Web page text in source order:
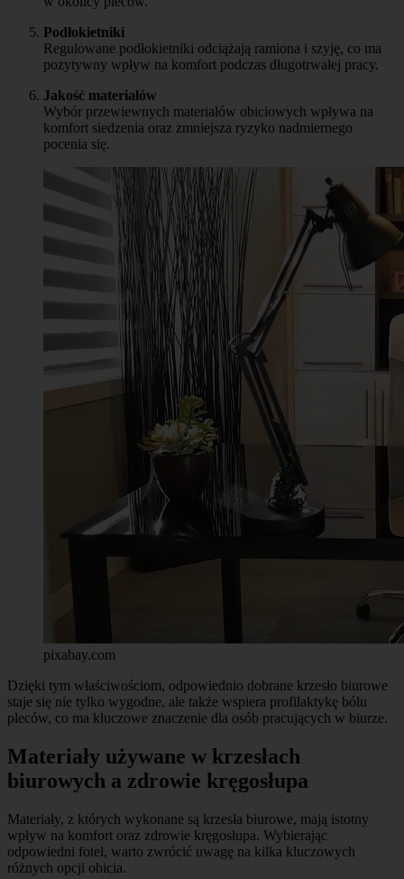
Podłokietniki
Regulowane podłokietniki odciążają ramiona i szyję, co ma
pozytywny wpływ na komfort podczas długotrwałej pracy.
Jakość materiałów
Wybór przewiewnych materiałów obiciowych wpływa na
komfort siedzenia oraz zmniejsza ryzyko nadmiernego
pocenia się.
pixabay.com
Dzięki tym właściwościom, odpowiednio dobrane krzesło biurowe
staje się nie tylko wygodne, ale także wspiera profilaktykę bólu
pleców, co ma kluczowe znaczenie dla osób pracujących w biurze.
Materiały używane w krzesłach
biurowych a zdrowie kręgosłupa
Materiały, z których wykonane są krzesła biurowe, mają istotny
wpływ na komfort oraz zdrowie kręgosłupa. Wybierając
odpowiedni fotel, warto zwrócić uwagę na kilka kluczowych
różnych opcji obicia.